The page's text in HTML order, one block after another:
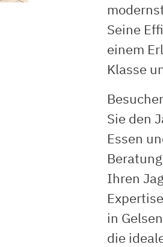
Seine
einem
Klasse
Sie den
Essen
Ihren
in
die